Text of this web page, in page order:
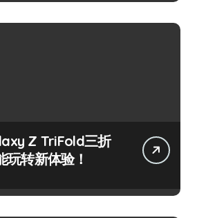
Z TriFold三折
玩转新体验！